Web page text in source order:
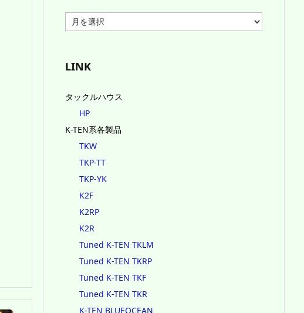
ー
ブ
LINK
タックルハウス
HP
K-TEN系各製品
TKW
TKP-TT
TKP-YK
K2F
K2RP
K2R
Tuned K-TEN TKLM
Tuned K-TEN TKRP
Tuned K-TEN TKF
Tuned K-TEN TKR
K-TEN BLUEOCEAN